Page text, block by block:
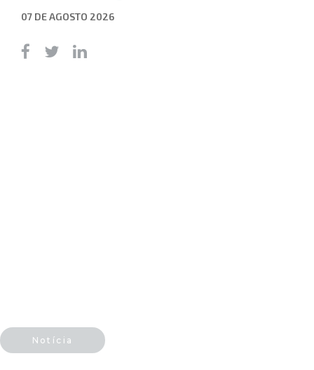
07 DE AGOSTO 2026
Notícia